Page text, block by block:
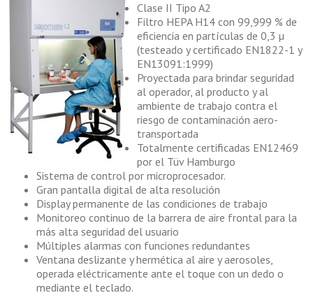
Clase II Tipo A2
Filtro HEPA H14 con 99,999 % de
eficiencia en partículas de 0,3 µ
(testeado y certificado EN1822-1 y
EN13091:1999)
Proyectada para brindar seguridad
al operador, al producto y al
ambiente de trabajo contra el
riesgo de contaminación aero-
transportada
Totalmente certificadas EN12469
por el Tüv Hamburgo
Sistema de control por microprocesador.
Gran pantalla digital de alta resolución
Display permanente de las condiciones de trabajo
Monitoreo continuo de la barrera de aire frontal para la
más alta seguridad del usuario
Múltiples alarmas con funciones redundantes
Ventana deslizante y hermética al aire y aerosoles,
operada eléctricamente ante el toque con un dedo o
mediante el teclado.